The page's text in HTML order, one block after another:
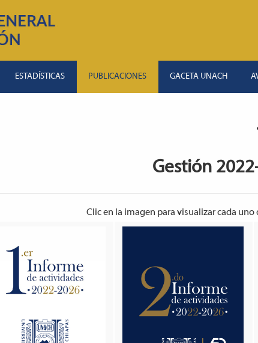
ESTADÍSTICAS PUBLICACIONES GACETA UNACH
Gestión
Clic en la imagen para visualizar cada